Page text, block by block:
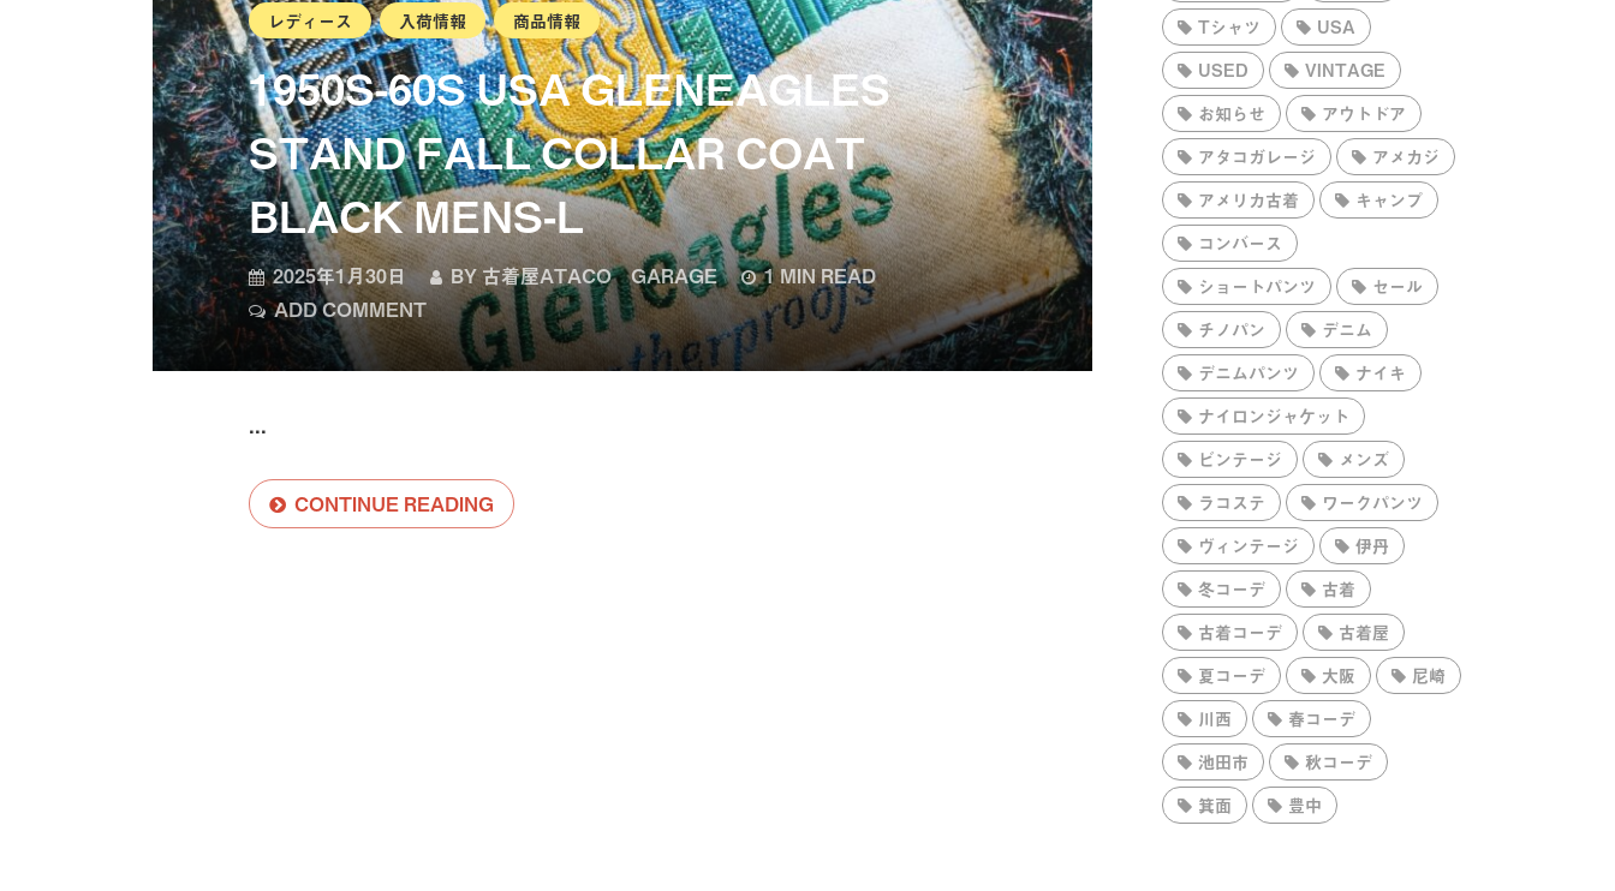
レディース
入荷情報 商品情報
1950S-60S USA GLENEAGLES
STAND FALL COLLAR COAT
BLACK MENS-L
2025年1月30日 BY古着屋ATACO GARAGE
1 MIN READ
ADD COMMENT
...
CONTINUE READING
Tシャツ
USA
USED
VINTAGE
お知らせ
アウトドア
アタコガレージ
アメカジ
アメリカ古着
キャンプ
コンバース
ショートパンツ
セール
チノパン
デニム
デニムパンツ
ナイキ
ナイロンジャケット
ビンテージ
メンズ
ラコステ
ワークパンツ
ヴィンテージ
伊丹
冬コーデ
古着
古着コーデ
古着屋
夏コーデ
大阪
尼崎
川西
春コーデ
池田市
秋コーデ
箕面
豊中